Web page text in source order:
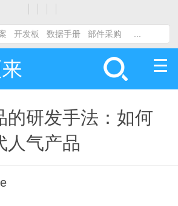
的研发手法：如何
人气产品